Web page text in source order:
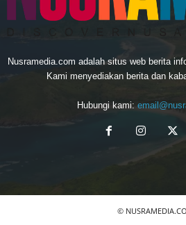
Nusramedia.com adalah situs web berita
Kami menyediakan berita dan
Hubungi kami:
©